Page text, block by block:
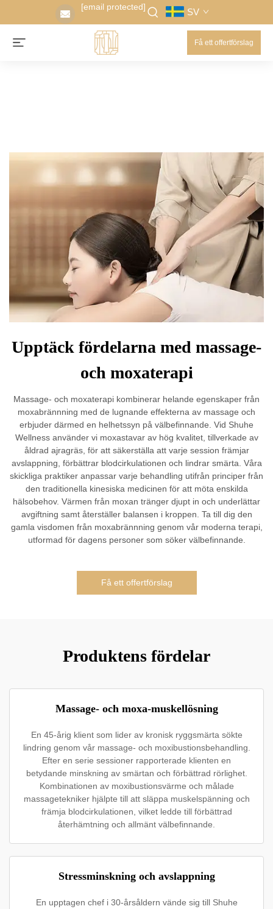
[email protected] SV
Få ett offertförslag
Upptäck fördelarna med massage-
och moxaterapi
Massage- och moxaterapi kombinerar helande egenskaper från
moxabrännning med de lugnande effekterna av massage och
erbjuder därmed en helhetssyn på välbefinnande. Vid Shuhe
Wellness använder vi moxastavar av hög kvalitet, tillverkade av
åldrad ajragräs, för att säkerställa att varje session främjar
avslappning, förbättrar blodcirkulationen och lindrar smärta. Våra
skickliga praktiker anpassar varje behandling utifrån principer från
den traditionella kinesiska medicinen för att möta enskilda
hälsobehov. Värmen från moxan tränger djupt in och underlättar
avgiftning samt återställer balansen i kroppen. Ta till dig den
gamla visdomen från moxabrännning genom vår moderna terapi,
utformad för dagens personer som söker välbefinnande.
Få ett offertförslag
Produktens fördelar
Massage- och moxa-muskellösning
En 45-årig klient som lider av kronisk ryggsmärta sökte
lindring genom vår massage- och moxibustionsbehandling.
Efter en serie sessioner rapporterade klienten en
betydande minskning av smärtan och förbättrad rörlighet.
Kombinationen av moxibustionsvärme och målade
massagetekniker hjälpte till att släppa muskelspänning och
främja blodcirkulationen, vilket ledde till förbättrad
återhämtning och allmänt välbefinnande.
Stressminskning och avslappning
En upptagen chef i 30-årsåldern vände sig till Shuhe